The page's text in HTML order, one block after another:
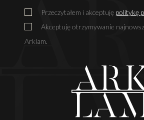
Przeczytałem i akceptuję politykę
Akceptuję otrzymywanie
Arklam.